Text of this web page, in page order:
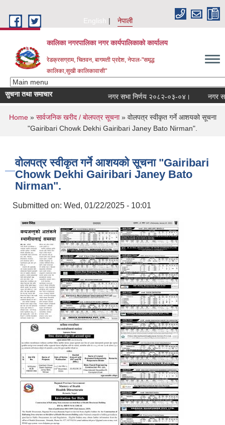
English
नेपाली
कालिका नगरपालिका नगर कार्यपालिकाकाे कार्यालय
रेडक्रसग्राम, चितवन, बागमती प्रदेश, नेपाल-"समृद्ध
कालिका,सुखी कालिकावासी"
सुचना तथा समाचार नगर सभा निर्णय २०८२-०३-०४। नगर सभा
You are here
Home» सार्वजनिक खरीद / बाेलपत्र सूचना» वोलपत्र स्वीकृत गर्ने आशयको सूचना
"Gairibari Chowk Dekhi Gairibari Janey Bato Nirman".
वोलपत्र स्वीकृत गर्ने आशयको सूचना "Gairibari
Chowk Dekhi Gairibari Janey Bato
Nirman".
Submitted on: Wed, 01/22/2025 - 10:01